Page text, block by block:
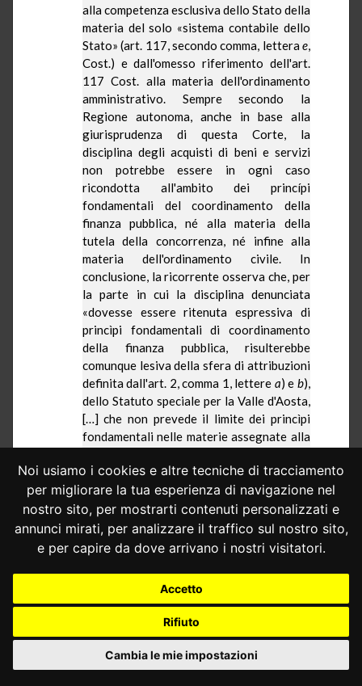
Noi usiamo i cookies e altre tecniche di tracciamento
per migliorare la tua esperienza di navigazione nel
nostro sito, per mostrarti contenuti personalizzati e
annunci mirati, per analizzare il traffico sul nostro sito,
e per capire da dove arrivano i nostri visitatori.
Accetto
Rifiuto
Cambia le mie impostazioni
alla competenza esclusiva dello Stato della
materia del solo «sistema contabile dello
Stato» (art. 117, secondo comma, lettera e,
Cost.) e dall'omesso riferimento dell'art.
117 Cost. alla materia dell'ordinamento
amministrativo. Sempre secondo la
Regioneautonoma, anche in base alla
giurisprudenza di questa Corte, la
disciplina degli acquisti di beni e servizi
non potrebbe essere in ogni caso
ricondotta all'ambito dei princípi
fondamentali del coordinamento della
finanza pubblica, né alla materia della
tutela della concorrenza, né infine alla
materia dell'ordinamento civile. In
conclusione, la ricorrente osserva che, per
la parte in cui la disciplina denunciata
«dovesse essere ritenuta espressiva di
princìpi fondamentali di coordinamento
della finanza pubblica, risulterebbe
comunque lesiva della sfera di attribuzioni
definita dall'art. 2, comma 1, lettere a) eb),
dello Statuto speciale per la Valled'Aosta,
[…] che non prevede il limite dei princìpi
fondamentali nelle materie assegnate alla
né, dopo la revisione del Titolo V Cost., in
virtù dell'art. 10 della legge costituzionale
n. 3 del 2001, il limite delle norme
fondamentali delle riforme economico-
sociali».
secondo motivo di censura, l'illegittimità
costituzionale dell'art. 3, comma 1, del
decreto-legge n. 168 del 2004, convertito,
con modificazioni, dalla legge n. 191 del
2004, per violazione degli articoli 2, primo